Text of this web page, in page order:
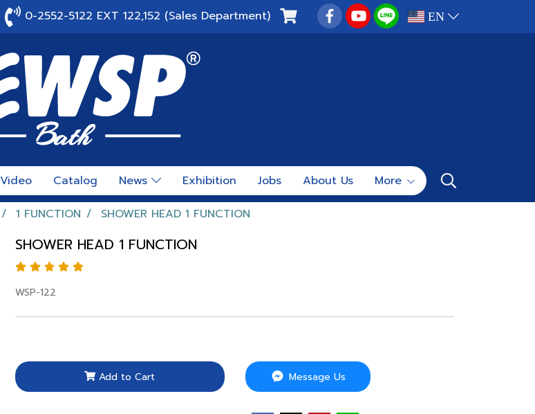
0-2552-5122 EXT 122,152 (Sales Department) EN
Video Catalog News Exhibition Jobs About Us
More
1 FUNCTION SHOWER HEAD 1 FUNCTION
SHOWER HEAD 1 FUNCTION
WSP-122
Add to Cart Message Us